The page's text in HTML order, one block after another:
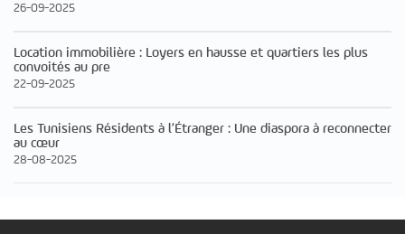
26-09-2025
Location immobilière : Loyers en hausse et quartiers les plus
convoités au pre
22-09-2025
Les Tunisiens Résidents à l’Étranger : Une diaspora à reconnecter
au cœur
28-08-2025